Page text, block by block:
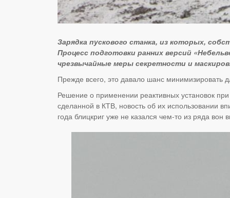
Зарядка пускового станка, из которых,
Процесс подготовки ранних версий
чрезвычайные меры секретности и
Прежде всего, это давало шанс минимизировать
Решение о применении реактивных установок
сделанной в КТВ, новость об их использовании
года блицкриг уже не казался чем-то из ряда